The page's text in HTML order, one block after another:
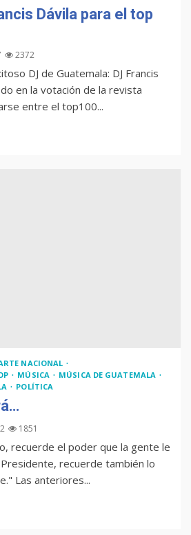
Dávila para el top
2372
DJ de Guatemala: DJ Francis
en la votación de la revista
entre el top100...
NACIONAL
MÚSICA
MÚSICA DE GUATEMALA
POLÍTICA
1851
recuerde el poder que la gente le
recuerde también lo
Las anteriores...